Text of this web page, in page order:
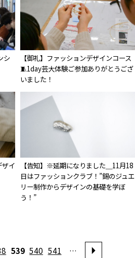
シ
【御礼】ファッションデザインコース
🧵1day芸大体験ご参加ありがとうござ
いました！
ザイ
【告知】※延期になりました＿11月18
日はファッションクラブ！”錫のジュエ
リー制作からデザインの基礎を学ぼ
う！”
539 540 541 …